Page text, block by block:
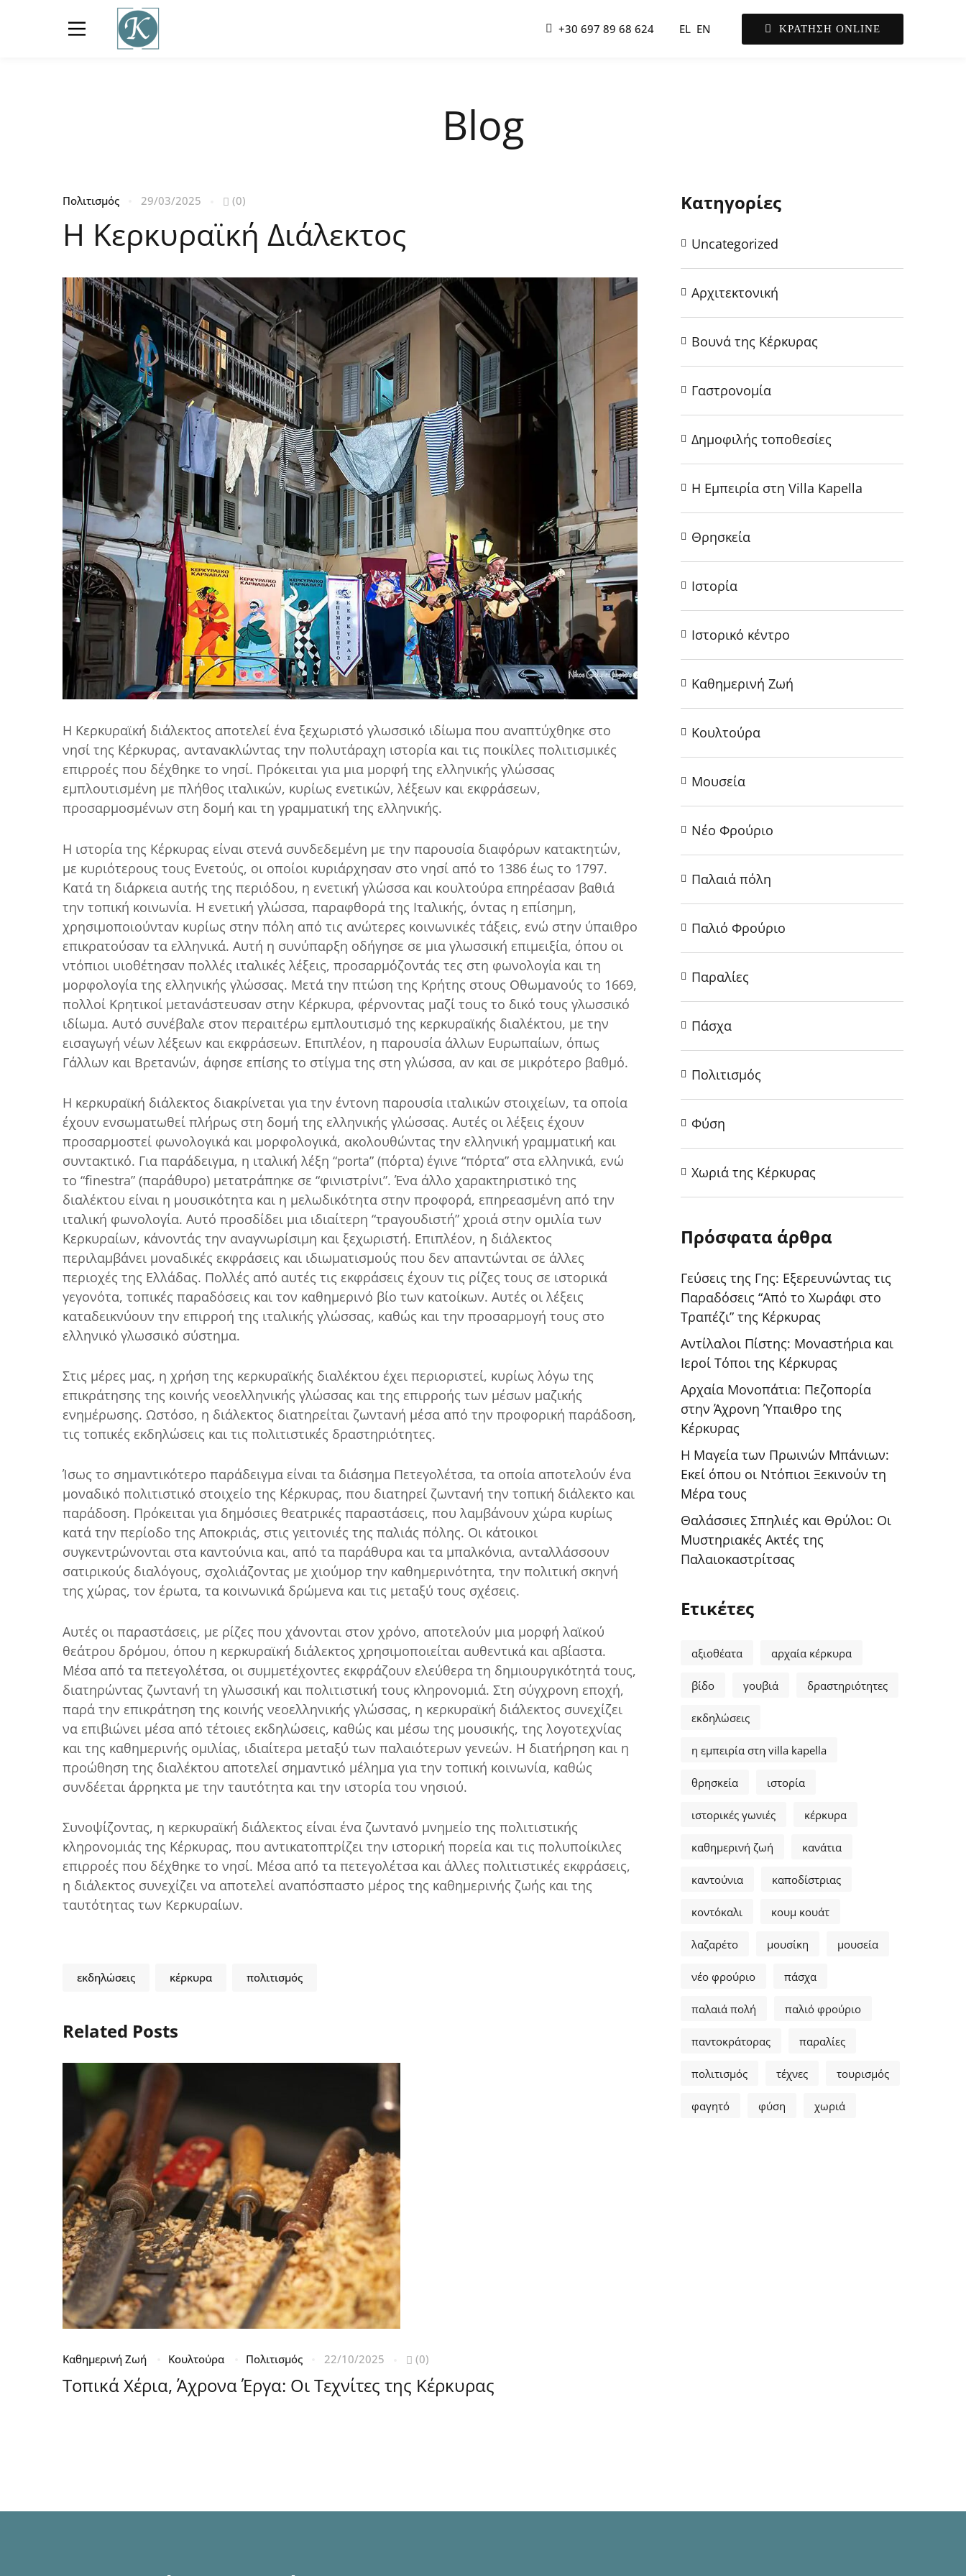
+30 697 89 68 624 EL EN ΚΡΑΤΗΣΗ ONLINE
Blog
Πολιτισμός 29/03/2025 (0)
Η Κερκυραϊκή Διάλεκτος
Η Κερκυραϊκή διάλεκτος αποτελεί ένα ξεχωριστό γλωσσικό ιδίωμα που αναπτύχθηκε στο
νησί της Κέρκυρας, αντανακλώντας την πολυτάραχη ιστορία και τις ποικίλες πολιτισμικές
επιρροές που δέχθηκε το νησί. Πρόκειται για μια μορφή της ελληνικής γλώσσας
εμπλουτισμένη με πλήθος ιταλικών, κυρίως ενετικών, λέξεων και εκφράσεων,
προσαρμοσμένων στη δομή και τη γραμματική της ελληνικής.
Η ιστορία της Κέρκυρας είναι στενά συνδεδεμένη με την παρουσία διαφόρων κατακτητών,
με κυριότερους τους Ενετούς, οι οποίοι κυριάρχησαν στο νησί από το 1386 έως το 1797.
Κατά τη διάρκεια αυτής της περιόδου, η ενετική γλώσσα και κουλτούρα επηρέασαν βαθιά
την τοπική κοινωνία. Η ενετική γλώσσα, παραφθορά της Ιταλικής, όντας η επίσημη,
χρησιμοποιούνταν κυρίως στην πόλη από τις ανώτερες κοινωνικές τάξεις, ενώ στην ύπαιθρο
επικρατούσαν τα ελληνικά. Αυτή η συνύπαρξη οδήγησε σε μια γλωσσική επιμειξία, όπου οι
ντόπιοι υιοθέτησαν πολλές ιταλικές λέξεις, προσαρμόζοντάς τες στη φωνολογία και τη
μορφολογία της ελληνικής γλώσσας. Μετά την πτώση της Κρήτης στους Οθωμανούς το 1669,
πολλοί Κρητικοί μετανάστευσαν στην Κέρκυρα, φέρνοντας μαζί τους το δικό τους γλωσσικό
ιδίωμα. Αυτό συνέβαλε στον περαιτέρω εμπλουτισμό της κερκυραϊκής διαλέκτου, με την
εισαγωγή νέων λέξεων και εκφράσεων. Επιπλέον, η παρουσία άλλων Ευρωπαίων, όπως
Γάλλων και Βρετανών, άφησε επίσης το στίγμα της στη γλώσσα, αν και σε μικρότερο βαθμό.
Η κερκυραϊκή διάλεκτος διακρίνεται για την έντονη παρουσία ιταλικών στοιχείων, τα οποία
έχουν ενσωματωθεί πλήρως στη δομή της ελληνικής γλώσσας. Αυτές οι λέξεις έχουν
προσαρμοστεί φωνολογικά και μορφολογικά, ακολουθώντας την ελληνική γραμματική και
συντακτικό. Για παράδειγμα, η ιταλική λέξη “porta” (πόρτα) έγινε “πόρτα” στα ελληνικά, ενώ
το “finestra” (παράθυρο) μετατράπηκε σε “φινιστρίνι”. Ένα άλλο χαρακτηριστικό της
διαλέκτου είναι η μουσικότητα και η μελωδικότητα στην προφορά, επηρεασμένη από την
ιταλική φωνολογία. Αυτό προσδίδει μια ιδιαίτερη “τραγουδιστή” χροιά στην ομιλία των
Κερκυραίων, κάνοντάς την αναγνωρίσιμη και ξεχωριστή. Επιπλέον, η διάλεκτος
περιλαμβάνει μοναδικές εκφράσεις και ιδιωματισμούς που δεν απαντώνται σε άλλες
περιοχές της Ελλάδας. Πολλές από αυτές τις εκφράσεις έχουν τις ρίζες τους σε ιστορικά
γεγονότα, τοπικές παραδόσεις και τον καθημερινό βίο των κατοίκων. Αυτές οι λέξεις
καταδεικνύουν την επιρροή της ιταλικής γλώσσας, καθώς και την προσαρμογή τους στο
ελληνικό γλωσσικό σύστημα.
Στις μέρες μας, η χρήση της κερκυραϊκής διαλέκτου έχει περιοριστεί, κυρίως λόγω της
επικράτησης της κοινής νεοελληνικής γλώσσας και της επιρροής των μέσων μαζικής
ενημέρωσης. Ωστόσο, η διάλεκτος διατηρείται ζωντανή μέσα από την προφορική παράδοση,
τις τοπικές εκδηλώσεις και τις πολιτιστικές δραστηριότητες.
Ίσως το σημαντικότερο παράδειγμα είναι τα διάσημα Πετεγολέτσα, τα οποία αποτελούν ένα
μοναδικό πολιτιστικό στοιχείο της Κέρκυρας, που διατηρεί ζωντανή την τοπική διάλεκτο και
παράδοση. Πρόκειται για δημόσιες θεατρικές παραστάσεις, που λαμβάνουν χώρα κυρίως
κατά την περίοδο της Αποκριάς, στις γειτονιές της παλιάς πόλης. Οι κάτοικοι
συγκεντρώνονται στα καντούνια και, από τα παράθυρα και τα μπαλκόνια, ανταλλάσσουν
σατιρικούς διαλόγους, σχολιάζοντας με χιούμορ την καθημερινότητα, την πολιτική σκηνή
της χώρας, τον έρωτα, τα κοινωνικά δρώμενα και τις μεταξύ τους σχέσεις.
Αυτές οι παραστάσεις, με ρίζες που χάνονται στον χρόνο, αποτελούν μια μορφή λαϊκού
θεάτρου δρόμου, όπου η κερκυραϊκή διάλεκτος χρησιμοποιείται αυθεντικά και αβίαστα.
Μέσα από τα πετεγολέτσα, οι συμμετέχοντες εκφράζουν ελεύθερα τη δημιουργικότητά τους,
διατηρώντας ζωντανή τη γλωσσική και πολιτιστική τους κληρονομιά. Στη σύγχρονη εποχή,
παρά την επικράτηση της κοινής νεοελληνικής γλώσσας, η κερκυραϊκή διάλεκτος συνεχίζει
να επιβιώνει μέσα από τέτοιες εκδηλώσεις, καθώς και μέσω της μουσικής, της λογοτεχνίας
και της καθημερινής ομιλίας, ιδιαίτερα μεταξύ των παλαιότερων γενεών. Η διατήρηση και η
προώθηση της διαλέκτου αποτελεί σημαντικό μέλημα για την τοπική κοινωνία, καθώς
συνδέεται άρρηκτα με την ταυτότητα και την ιστορία του νησιού.
Συνοψίζοντας, η κερκυραϊκή διάλεκτος είναι ένα ζωντανό μνημείο της πολιτιστικής
κληρονομιάς της Κέρκυρας, που αντικατοπτρίζει την ιστορική πορεία και τις πολυποίκιλες
επιρροές που δέχθηκε το νησί. Μέσα από τα πετεγολέτσα και άλλες πολιτιστικές εκφράσεις,
η διάλεκτος συνεχίζει να αποτελεί αναπόσπαστο μέρος της καθημερινής ζωής και της
ταυτότητας των Κερκυραίων.
εκδηλώσεις κέρκυρα πολιτισμός
Related Posts
Καθημερινή Ζωή Κουλτούρα Πολιτισμός 22/10/2025 (0)
Τοπικά Χέρια, Άχρονα Έργα: Οι Τεχνίτες της Κέρκυρας
Κατηγορίες
Uncategorized
Αρχιτεκτονική
Βουνά της Κέρκυρας
Γαστρονομία
Δημοφιλής τοποθεσίες
Η Εμπειρία στη Villa Kapella
Θρησκεία
Ιστορία
Ιστορικό κέντρο
Καθημερινή Ζωή
Κουλτούρα
Μουσεία
Νέο Φρούριο
Παλαιά πόλη
Παλιό Φρούριο
Παραλίες
Πάσχα
Πολιτισμός
Φύση
Χωριά της Κέρκυρας
Πρόσφατα άρθρα
Γεύσεις της Γης: Εξερευνώντας τις
Παραδόσεις “Από το Χωράφι στο
Τραπέζι” της Κέρκυρας
Αντίλαλοι Πίστης: Μοναστήρια και
Ιεροί Τόποι της Κέρκυρας
Αρχαία Μονοπάτια: Πεζοπορία
στην Άχρονη Ύπαιθρο της
Κέρκυρας
Η Μαγεία των Πρωινών Μπάνιων:
Εκεί όπου οι Ντόπιοι Ξεκινούν τη
Μέρα τους
Θαλάσσιες Σπηλιές και Θρύλοι: Οι
Μυστηριακές Ακτές της
Παλαιοκαστρίτσας
Ετικέτες
αξιοθέατα αρχαία κέρκυρα
βίδο γουβιά δραστηριότητες
εκδηλώσεις
η εμπειρία στη villa kapella
θρησκεία ιστορία
ιστορικές γωνιές κέρκυρα
καθημερινή ζωή κανάτια
καντούνια καποδίστριας
κοντόκαλι κουμ κουάτ
λαζαρέτο μουσίκη μουσεία
νέο φρούριο πάσχα
παλαιά πολή παλιό φρούριο
παντοκράτορας παραλίες
πολιτισμός τέχνες τουρισμός
φαγητό φύση χωριά